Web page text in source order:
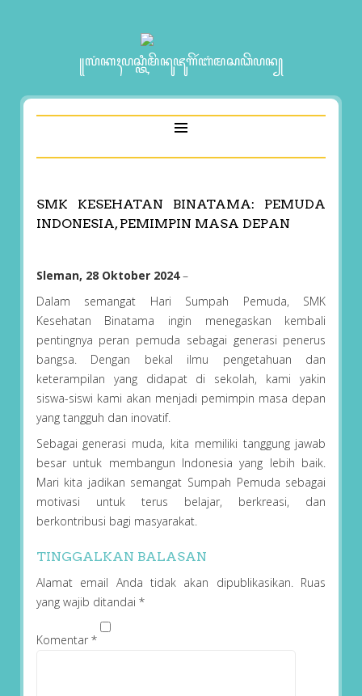
꧋ꦭꦁꦏꦃꦥꦱ꧀ꦠꦶꦩꦼꦤꦸꦗꦸꦒꦼꦂꦧꦁꦩꦱꦣꦼꦥꦤ꧀
SMK KESEHATAN BINATAMA: PEMUDA
INDONESIA, PEMIMPIN MASA DEPAN
Sleman, 28 Oktober 2024–
Dalam semangat Hari Sumpah Pemuda, SMK
Kesehatan Binatama ingin menegaskan kembali
pentingnya peran pemuda sebagai generasi penerus
bangsa. Dengan bekal ilmu pengetahuan dan
keterampilan yang didapat di sekolah, kami yakin
siswa-siswi kami akan menjadi pemimpin masa depan
yang tangguh dan inovatif.
Sebagai generasi muda, kita memiliki tanggung jawab
besar untuk membangun Indonesia yang lebih baik.
Mari kita jadikan semangat Sumpah Pemuda sebagai
motivasi untuk terus belajar, berkreasi, dan
berkontribusi bagi masyarakat.
TINGGALKAN BALASAN
Alamat email Anda tidak akan dipublikasikan. Ruas
yang wajib ditandai *
Komentar *